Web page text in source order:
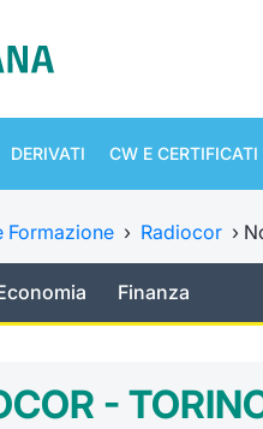
DERIVATI CW E CERTIFICATI
Formazione › Radiocor ›
Finanza
-